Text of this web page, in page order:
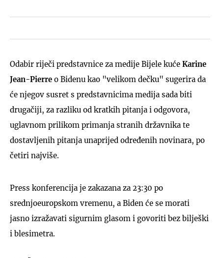
Odabir riječi predstavnice za medije Bijele kuće Karine
Jean-Pierre o Bidenu kao "velikom dečku" sugerira da
će njegov susret s predstavnicima medija sada biti
drugačiji, za razliku od kratkih pitanja i odgovora,
uglavnom prilikom primanja stranih državnika te
dostavljenih pitanja unaprijed određenih novinara, po
četiri najviše.
Press konferencija je zakazana za 23:30 po
srednjoeuropskom vremenu, a Biden će se morati
jasno izražavati sigurnim glasom i govoriti bez bilješki
i blesimetra.